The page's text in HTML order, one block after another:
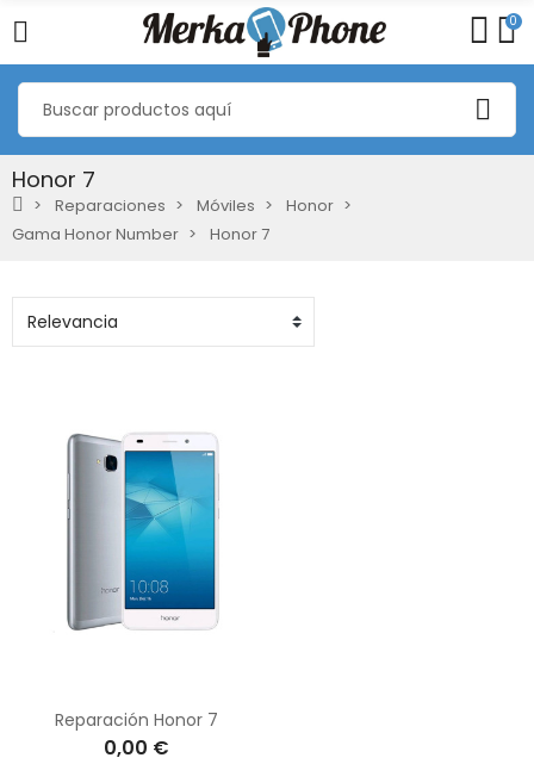
0
Honor 7
Reparaciones Móviles
Honor
Gama Honor Number
Honor 7
Reparación Honor 7
0,00 €